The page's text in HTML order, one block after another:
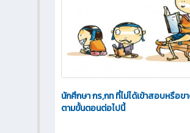
นักศึกษา กร,กท ที่ไม่ได้เข้าสอบหรือข
ตามขั้นตอนต่อไปนี้